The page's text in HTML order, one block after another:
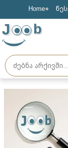
Home
J b